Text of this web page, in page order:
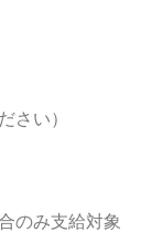
さい）
のみ支給対